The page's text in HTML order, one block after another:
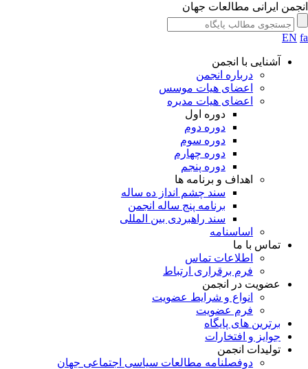
ایرانی مطالعات جهان
EN
آشنایی با انجمن
درباره انجمن
اعضای هیات موسس
اعضای هیات مدیره
دوره اول
دوره دوم
دوره سوم
دوره چهارم
دوره پنجم
اهداف و برنامه ها
سند چشم انداز ده ساله
برنامه پنج ساله انجمن
سند راهبردی بین المللی
اساسنامه
تماس با ما
اطلاعات تماس
فرم برقراری ارتباط
عضویت در انجمن
انواع و شرایط عضویت
فرم عضویت
برترین های پایگاه
جوایز و افتخارات
تولیدات انجمن
دوفصلنامه مطالعات سیاسی اجتماعی جهان